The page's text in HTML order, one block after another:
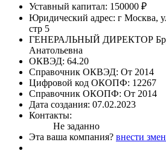
Уставный капитал: 150000 ₽
Юридический адрес: г Москва,
стр 5
ГЕНЕРАЛЬНЫЙ ДИРЕКТОР
Анатольевна
ОКВЭД: 64.20
Справочник ОКВЭД: От 2014
Цифровой код ОКОПФ: 12267
Справочник ОКОПФ: От 2014
Дата создания: 07.02.2023
Контакты:
Не заданно
Эта ваша компания? внести